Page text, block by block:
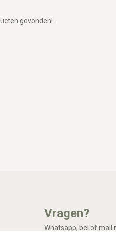
gevonden!...
Vragen?
Whatsapp, bel of mail